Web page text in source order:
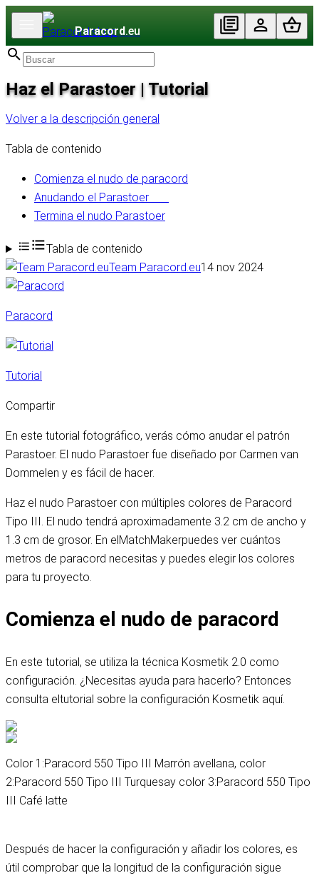
Paracord.eu
Haz el Parastoer | Tutorial
Volver a la descripción general
Tabla de contenido
Comienza el nudo de paracord
Anudando el Parastoer
Termina el nudo Parastoer
Tabla de contenido
Team Paracord.eu14 nov 2024
Paracord
Tutorial
Compartir
En este tutorial fotográfico, verás cómo anudar el patrón
Parastoer. El nudo Parastoer fue diseñado por Carmen van
Dommelen y es fácil de hacer.
Haz el nudo Parastoer con múltiples colores de Paracord
Tipo III. El nudo tendrá aproximadamente 3.2 cm de ancho y
1.3 cm de grosor. En el MatchMakerpuedes ver cuántos
metros de paracord necesitas y puedes elegir los colores
para tu proyecto.
Comienza el nudo de paracord
En este tutorial, se utiliza la técnica Kosmetik 2.0 como
configuración. ¿Necesitas ayuda para hacerlo? Entonces
consulta eltutorial sobre la configuración Kosmetik aquí.
Color 1:Paracord 550 Tipo III Marrón avellana, color
2:Paracord 550 Tipo III Turquesay color 3:Paracord 550 Tipo
III Café latte
Después de hacer la configuración y añadir los colores, es
útil comprobar que la longitud de la configuración sigue